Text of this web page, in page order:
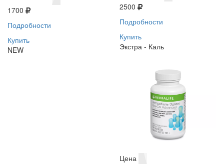
1700
Подробности
Купить
NEW
2500
Подробности
Купить
Экстра - Каль
Цена